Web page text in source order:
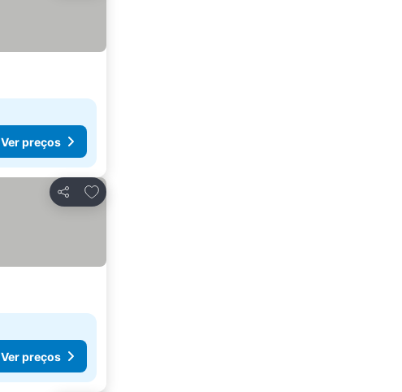
Ver preços
Partilhar
Adicionar aos favoritos
Ver preços